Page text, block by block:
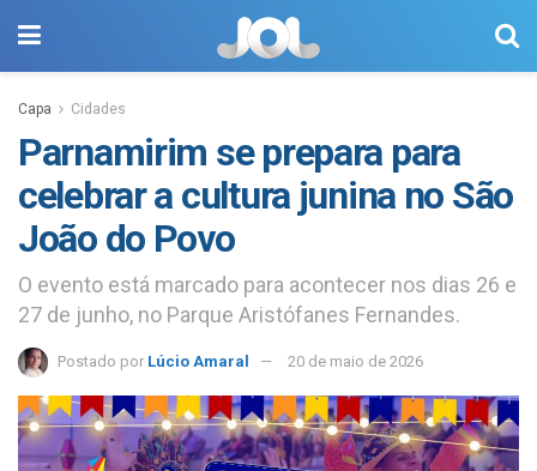
Capa Cidades
Parnamirim se prepara para
celebrar a cultura junina no São
João do Povo
O evento está marcado para acontecer nos dias 26 e
27 de junho, no Parque Aristófanes Fernandes.
Postado por Lúcio Amaral 20 de maio de 2026